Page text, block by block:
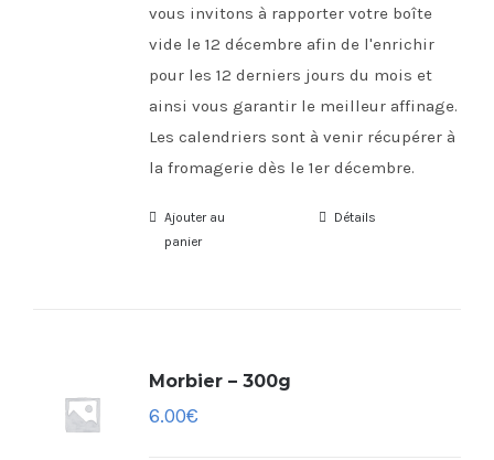
vous invitons à rapporter votre boîte
vide le 12 décembre afin de l'enrichir
pour les 12 derniers jours du mois et
ainsi vous garantir le meilleur affinage.
Les calendriers sont à venir récupérer à
la fromagerie dès le 1er décembre.
Ajouter au
panier
Détails
Morbier – 300g
6.00€